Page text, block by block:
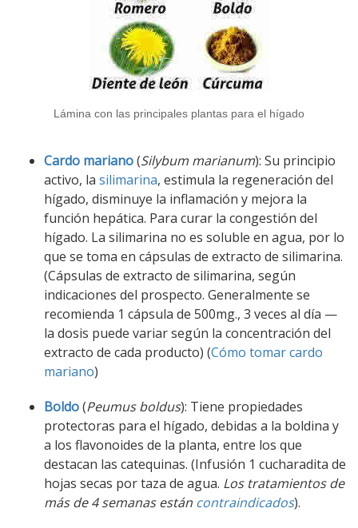
Lámina con las principales plantas para el hígado
Cardo mariano(Silybum marianum): Su principio
activo, la silimarina, estimula la regeneración del
hígado, disminuye la inflamación y mejora la
función hepática. Para curar la congestión del
hígado. La silimarina no es soluble en agua, por lo
que se toma en cápsulas de extracto de silimarina.
(Cápsulas de extracto de silimarina, según
indicaciones del prospecto. Generalmente se
recomienda 1 cápsula de 500mg., 3 veces al día —
la dosis puede variar según la concentración del
extracto de cada producto) (Cómo tomar cardo
mariano)
Boldo(Peumus boldus): Tiene propiedades
protectoras para el hígado, debidas a la boldina y
a los flavonoides de la planta, entre los que
destacan las catequinas. (Infusión 1 cucharadita de
hojas secas por taza de agua. Los tratamientos de
más de 4 semanas están contraindicados).